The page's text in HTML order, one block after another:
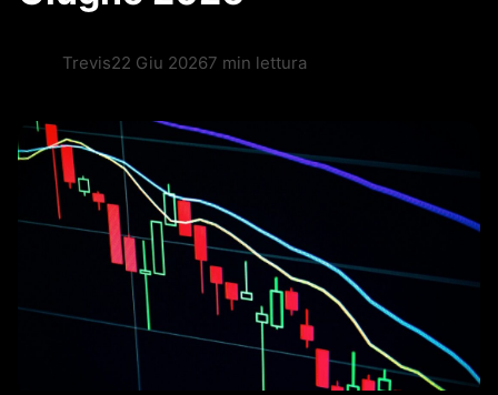
Trevis22 Giu 20267 min lettura